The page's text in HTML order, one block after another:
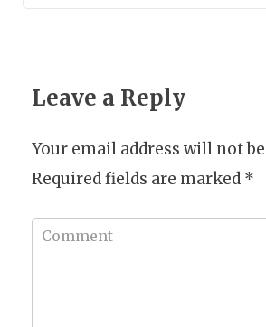
Leave a Reply
Your email address will not
Required fields are marked *